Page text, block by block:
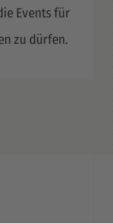
Events für
zu dürfen.